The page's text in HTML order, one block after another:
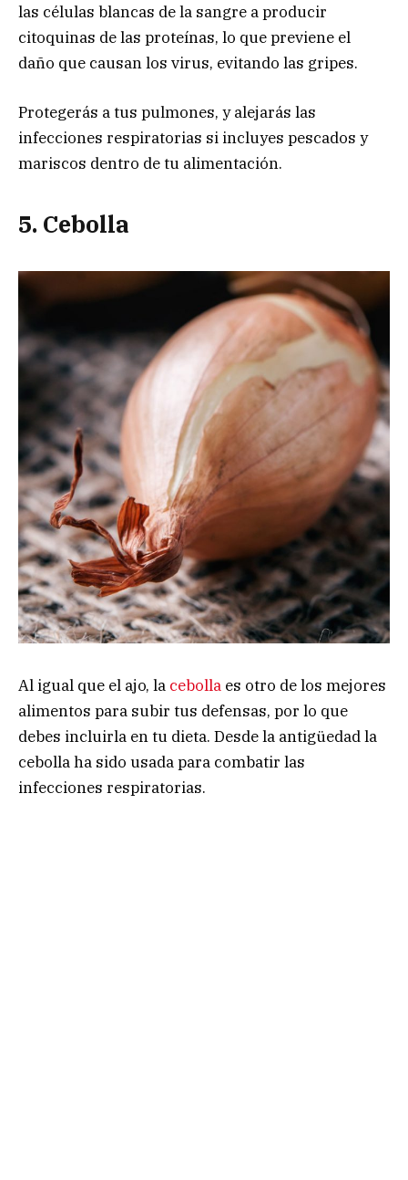
las células blancas de la sangre a producir
citoquinas de las proteínas, lo que previene el
daño que causan los virus, evitando las gripes.
Protegerás a tus pulmones, y alejarás las
infecciones respiratorias si incluyes pescados y
mariscos dentro de tu alimentación.
5. Cebolla
Al igual que el ajo, la cebolla es otro de los mejores
alimentos para subir tus defensas, por lo que
debes incluirla en tu dieta. Desde la antigüedad la
cebolla ha sido usada para combatir las
infecciones respiratorias.